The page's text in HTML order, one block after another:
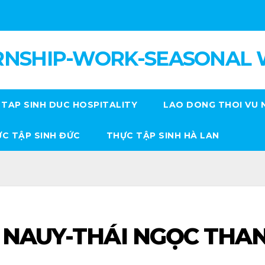
WORK-SEASONAL
SINH DUC HOSPITALITY LAO DONG THOI VU
TẬP SINH ĐỨC THỰC TẬP SINH HÀ LAN
THÁI NGỌC